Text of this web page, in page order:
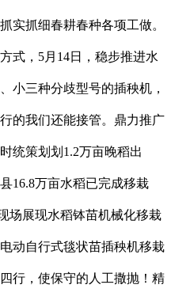
实抓细春耕春种各项工做。
式，5月14日，稳步推进水
小三种分歧型号的插秧机，
的我们还能接管。鼎力推广
统策划划1.2万亩晚稻出
16.8万亩水稻已完成移栽
场展现水稻钵苗机械化移栽
动自行式毯状苗插秧机移栽
行，使保守的人工撒抛！精